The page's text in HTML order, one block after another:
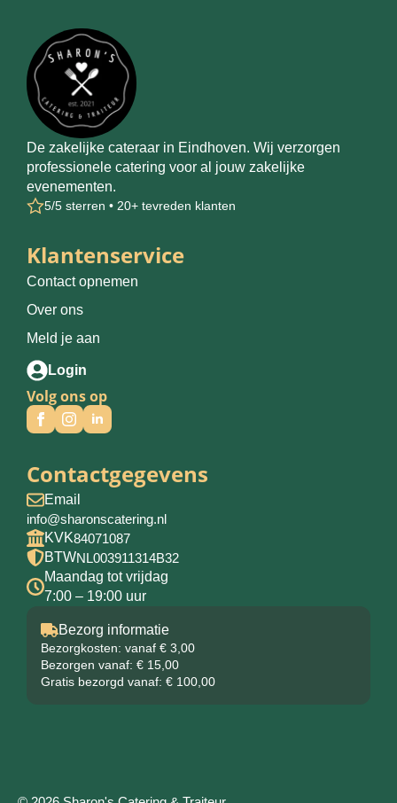
De zakelijke cateraar in Eindhoven. Wij verzorgen
professionele catering voor al jouw zakelijke
evenementen.
5/5 sterren • 20+ tevreden klanten
Klantenservice
Contact opnemen
Over ons
Meld je aan
Login
Volg ons op
Contactgegevens
Email
info@sharonscatering.nl
KVK84071087
BTWNL003911314B32
Maandag tot vrijdag
7:00 – 19:00 uur
Bezorg informatie
Bezorgkosten: vanaf € 3,00
Bezorgen vanaf: € 15,00
Gratis bezorgd vanaf: € 100,00